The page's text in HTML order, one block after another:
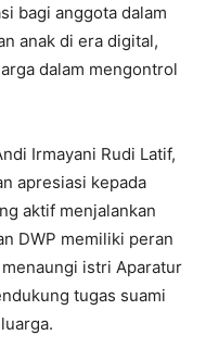
bagi anggota dalam
anak di era digital,
dalam mengontrol
Irmayani Rudi Latif,
apresiasi kepada
aktif menjalankan
DWP memiliki peran
istri Aparatur
tugas suami